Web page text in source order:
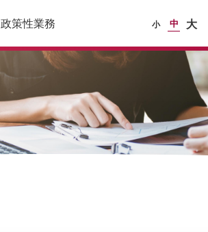
政策性業務 小 中 大